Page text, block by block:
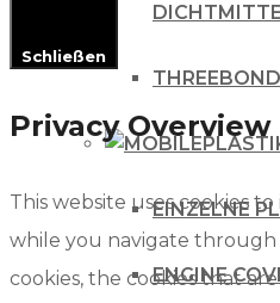
THREEBOND
EINZELNE
ENGINE
Schließen
Privacy Overview
This website uses cookies
while you navigate
cookies, the cookies that